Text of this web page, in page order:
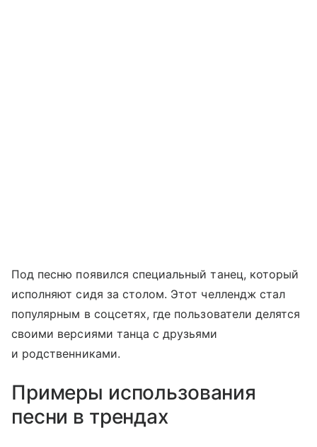
Под песню появился специальный танец, который
исполняют сидя за столом. Этот челлендж стал
популярным в соцсетях, где пользователи делятся
своими версиями танца с друзьями
и родственниками.
Примеры использования
песни в трендах